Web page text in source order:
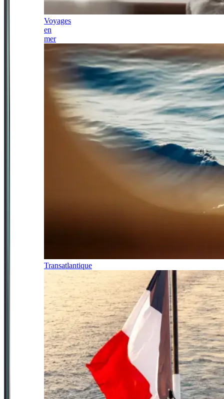
Voyages
en
mer
Transatlantique